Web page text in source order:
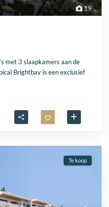
19
met 3 slaapkamers aan de
Brightbay is een exclusief
Te koop